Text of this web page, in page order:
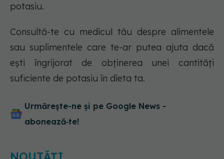
potasiu.
Consultă-te cu medicul tău despre alimentele
sau suplimentele care te-ar putea ajuta dacă
ești îngrijorat de obținerea unei cantități
suficiente de potasiu în dieta ta.
Urmărește-ne și pe Google News -
abonează‑te!